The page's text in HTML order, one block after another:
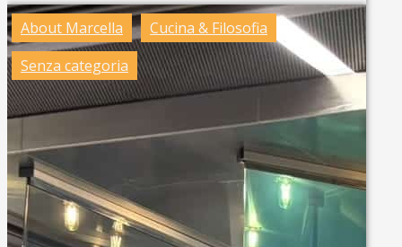
About Marcella
Cucina & Filosofia
Senza categoria